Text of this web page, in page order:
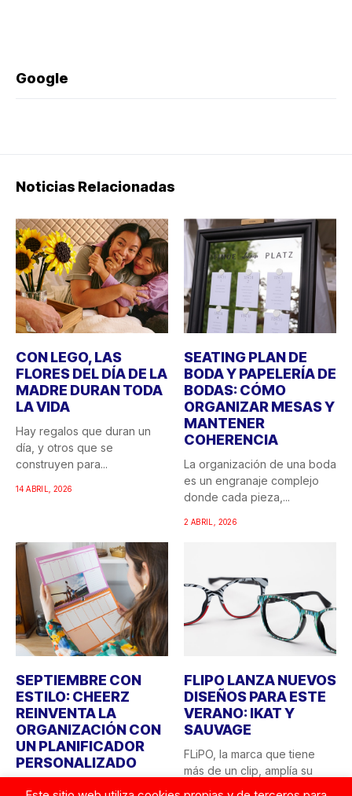
Google
Noticias Relacionadas
CON LEGO, LAS
FLORES DEL DÍA DE LA
MADRE DURAN TODA
LA VIDA
Hay regalos que duran un
día, y otros que se
construyen para...
14 ABRIL, 2026
SEATING PLAN DE
BODA Y PAPELERÍA DE
BODAS: CÓMO
ORGANIZAR MESAS Y
MANTENER
COHERENCIA
La organización de una boda
es un engranaje complejo
donde cada pieza,...
2 ABRIL, 2026
SEPTIEMBRE CON
ESTILO: CHEERZ
REINVENTA LA
ORGANIZACIÓN CON
UN PLANIFICADOR
PERSONALIZADO
FLIPO LANZA NUEVOS
DISEÑOS PARA ESTE
VERANO: IKAT Y
SAUVAGE
FLiPO, la marca que tiene
más de un clip, amplía su